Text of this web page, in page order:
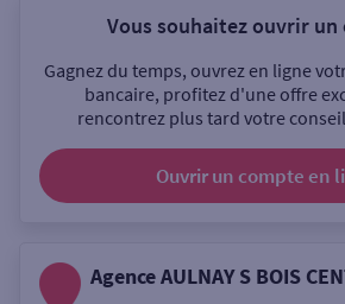
Sélectionnez votre recherche
Ouverte le samedi
Ouverte le lundi
Vous souhaitez ouvrir un
Gagnez du temps, ouvrez en ligne
bancaire, profitez d'une offre
rencontrez plus tard votre
Ouvrir un compte en
Agence AULNAY S BOIS